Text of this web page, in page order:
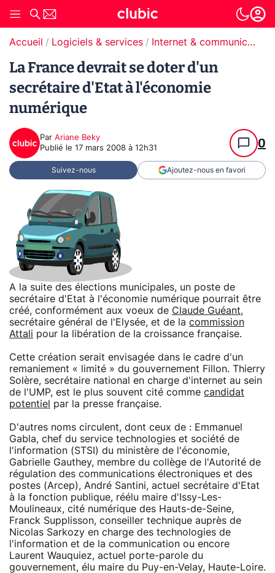
Accueil Logiciels & services Internet & communication
La France devrait se doter d'un
secrétaire d'Etat à l'économie
numérique
Par Ariane Beky
Publié le 17 mars 2008 à 12h31 0
Suivez-nous Ajoutez-nous en favori
A la suite des élections municipales, un poste de
secrétaire d'Etat à l'économie numérique pourrait être
créé, conformément aux voeux de Claude Guéant,
secrétaire général de l'Elysée, et de la commission
Attali pour la libération de la croissance française.
Cette création serait envisagée dans le cadre d'un
remaniement « limité » du gouvernement Fillon. Thierry
Solère, secrétaire national en charge d'internet au sein
de l'UMP, est le plus souvent cité comme candidat
potentiel
par la presse française.
D'autres noms circulent, dont ceux de : Emmanuel
Gabla, chef du service technologies et société de
l'information (STSI) du ministère de l'économie,
Gabrielle Gauthey, membre du collège de l'Autorité de
régulation des communications électroniques et des
postes (Arcep), André Santini, actuel secrétaire d'Etat
à la fonction publique, réélu maire d'Issy-Les-
Moulineaux, cité numérique des Hauts-de-Seine,
Franck Supplisson, conseiller technique auprès de
Nicolas Sarkozy en charge des technologies de
l'information et de la communication ou encore
Laurent Wauquiez, actuel porte-parole du
gouvernement, élu maire du Puy-en-Velay, Haute-Loire.